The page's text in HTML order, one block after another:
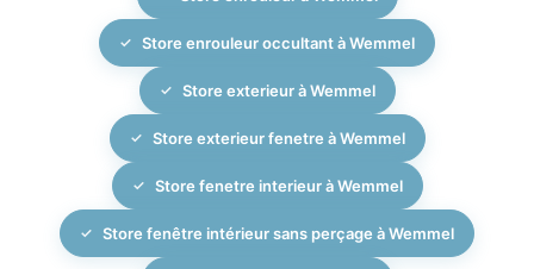
Store enrouleur occultant à Wemmel
Store exterieur à Wemmel
Store exterieur fenetre à Wemmel
Store fenetre interieur à Wemmel
Store fenêtre intérieur sans perçage à Wemmel